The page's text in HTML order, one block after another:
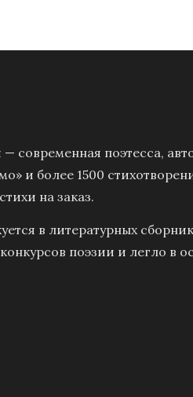
современная поэтесса,
и более 1500
на заказ.
в литературных
поэзии и легло в